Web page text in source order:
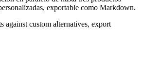
exportable como Markdown.
against custom alternatives, export